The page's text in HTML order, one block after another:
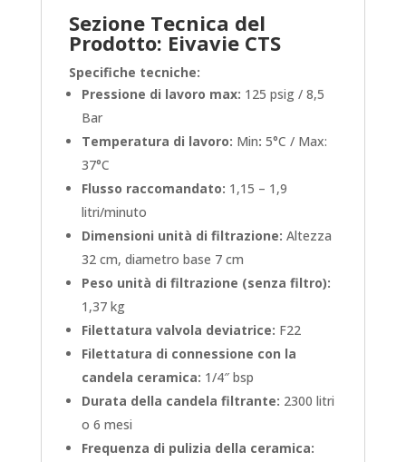
Sezione Tecnica del
Prodotto: Eivavie CTS
Specifiche tecniche:
Pressione di lavoro max: 125 psig / 8,5
Bar
Temperatura di lavoro: Min: 5°C / Max:
37°C
Flusso raccomandato: 1,15 – 1,9
litri/minuto
Dimensioni unità di filtrazione: Altezza
32 cm, diametro base 7 cm
Peso unità di filtrazione (senza filtro):
1,37 kg
Filettatura valvola deviatrice: F22
Filettatura di connessione con la
candela ceramica: 1/4″ bsp
Durata della candela filtrante: 2300 litri
o 6 mesi
Frequenza di pulizia della ceramica: